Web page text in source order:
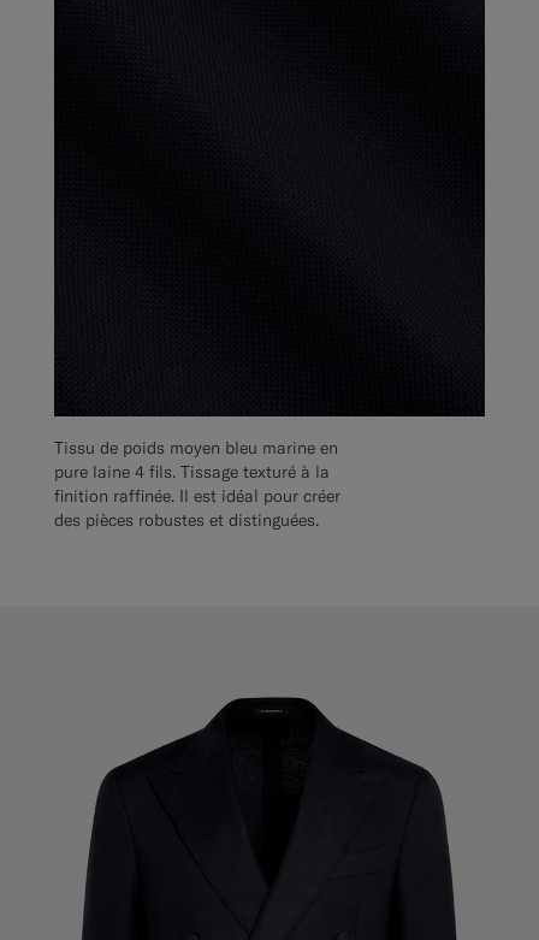
Tissu de poids moyen bleu marine en
pure laine 4 fils. Tissage texturé à la
finition raffinée. Il est idéal pour créer
des pièces robustes et distinguées.